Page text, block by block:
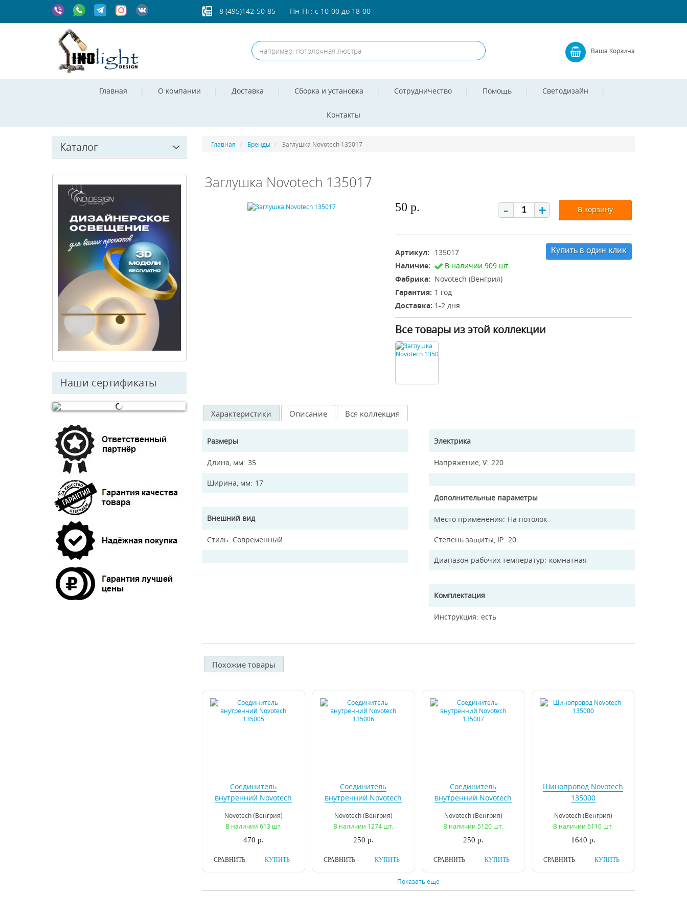
8 (495)142-50-85 Пн-Пт: с 10-00 до 18-00
Ваша Корзина
Главная О компании Доставка Сборка и установка Сотрудничество Помощь Светодизайн
Контакты
Каталог
Наши сертификаты
Главная Бренды Заглушка Novotech 135017
Заглушка Novotech 135017
50 р. - + В корзину
Артикул:
135017
Наличие:
В наличии 909 шт.
Фабрика: Novotech (Венгрия)
Гарантия: 1 год
Доставка: 1-2 дня
Купить в один клик
Все товары из этой коллекции
Характеристики Описание Вся коллекция
Размеры
Длина, мм 35
Ширина, мм 17
Внешний вид
Стиль Современный
Электрика
Напряжение, V 220
Дополнительные параметры
Место применения На потолок
Степень защиты, IP 20
Диапазон рабочих температур комнатная
Комплектация
Инструкция есть
Похожие товары
Соединитель
внутренний Novotech
Novotech (Венгрия)
В наличии 613 шт.
470 р.
КУПИТЬ
СРАВНИТЬ
Соединитель
внутренний Novotech
Novotech (Венгрия)
В наличии 1274 шт.
250 р.
КУПИТЬ
СРАВНИТЬ
Соединитель
внутренний Novotech
Novotech (Венгрия)
В наличии 5120 шт.
250 р.
КУПИТЬ
СРАВНИТЬ
Шинопровод Novotech
135000
Novotech (Венгрия)
В наличии 6110 шт.
1640 р.
КУПИТЬ
СРАВНИТЬ
Показать еще